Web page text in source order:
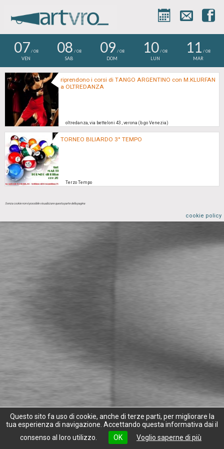
Questo sito fa uso di cookie, anche di terze parti, per migliorare la
tua esperienza di navigazione. Accettando questa informativa dai il
consenso al loro utilizzo.
OK Voglio saperne di più



07 / 08
VEN
08 / 08
SAB
09 / 08
DOM
10/ 08
LUN
11 / 08
MAR
riprendono i corsi di TANGO ARGENTINO con M.KLURFAN
a OLTREDANZA
oltredanza, via betteloni 43 , verona (b.go Venezia)
TORNEO BILIARDO 3° TEMPO
Terzo Tempo
Senza cookie non è possibile visualizzare questa parte della pagina
cookie policy